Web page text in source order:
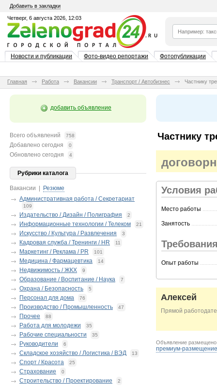
Добавить в закладки
Четверг, 6 августа 2026, 12:03
Новости и публикации Фото-видео репортажи Фотопубликации
Главная Работа Вакансии Транспорт / Автобизнес Частнику
добавить объявление
Всего объявлений 758
Добавлено сегодня 0
Обновлено сегодня 4
Рубрики каталога
Вакансии
Резюме
Административная работа / Секретариат
109
Издательство / Дизайн / Полиграфия 2
Информационные технологии / Телеком 21
Искусство / Культура / Развлечения 3
Кадровая служба / Тренинги / HR 11
Маркетинг / Реклама / PR 101
Медицина / Фармацевтика 14
Недвижимость / ЖКХ 9
Образование / Воспитание / Наука 7
Охрана / Безопасность 5
Персонал для дома 76
Производство / Промышленность 47
Прочее 88
Работа для молодежи 35
Рабочие специальности 35
Руководители 6
Складское хозяйство / Логистика / ВЭД 13
Спорт / Красота 25
Страхование 0
Строительство / Проектирование 2
Частнику
Условия
Место работы
Занятость
Опыт работы
Алексей
Прямой
Объявление
премиум-размещение